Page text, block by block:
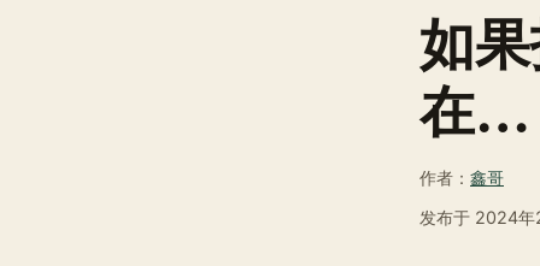
如
在…
作者： 鑫哥
发布于 2024年